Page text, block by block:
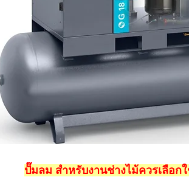
ปั๊มลม สำหรับงานช่างไม้ควรเลือก